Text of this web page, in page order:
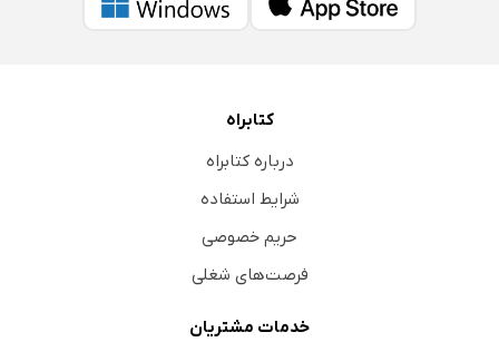
کتابراه
درباره کتابراه
شرایط استفاده
حریم خصوصی
فرصت‌های شغلی
خدمات مشتریان